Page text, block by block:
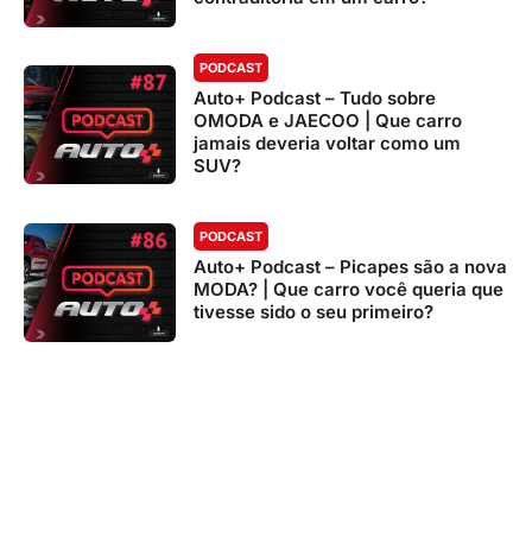
PODCAST
Auto+ Podcast – Tudo sobre
OMODA e JAECOO | Que carro
jamais deveria voltar como um
SUV?
PODCAST
Auto+ Podcast – Picapes são a nova
MODA? | Que carro você queria que
tivesse sido o seu primeiro?